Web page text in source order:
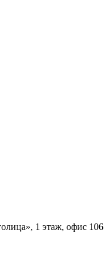
1 этаж, офис 106